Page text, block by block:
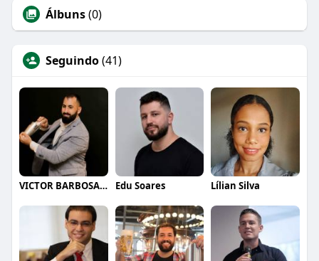
Álbuns(0)
Seguindo(41)
VICTOR BARBOSA QUARANTA Edu Soares Lílian Silva